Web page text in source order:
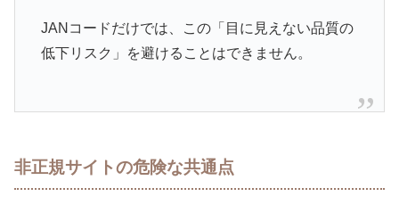
JANコードだけでは、この「目に見えない品質の
低下リスク」を避けることはできません。
非正規サイトの危険な共通点